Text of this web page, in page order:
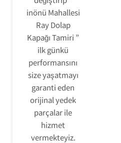
inönü Mahallesi
Ray Dolap
Kapağı Tamiri ”
ilk günkü
performansını
size yaşatmayı
garanti eden
orijinal yedek
parçalar ile
hizmet
vermekteyiz.